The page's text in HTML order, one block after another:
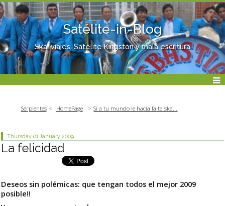
Satélite-in-Blog
Ska, viajes, Satélite Kingston y mala escritura
Serpientes HomePage Si a tu mundo le hacía falta ska...
Thursday 01 January 2009
La felicidad
Deseos sin polémicas: que tengan todos el mejor 2009
posible!!